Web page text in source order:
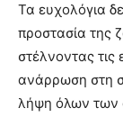
Τα ευχολόγια
προστασία της
στέλνοντας τις
ανάρρωση στη
λήψη όλων των